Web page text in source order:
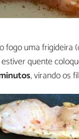
fogo uma
quente
, virando os